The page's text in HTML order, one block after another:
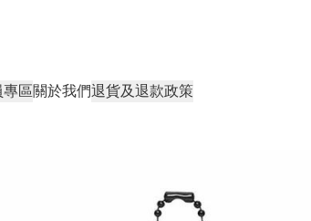
專區關於我們退貨及退款政策